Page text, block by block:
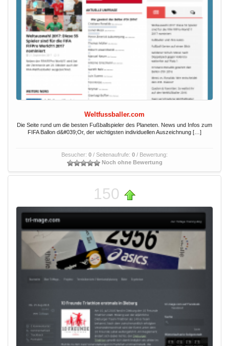
Weltfussballer.com
Die Seite rund um die besten Fußballspieler des Planeten. News und Infos zum
FIFA Ballon d&#039;Or, der wichtigsten individuellen Auszeichnung […]
Besucher: 0 / Seitenaufrufe: 0 / Bewertung:
Noch ohne Bewertung
150